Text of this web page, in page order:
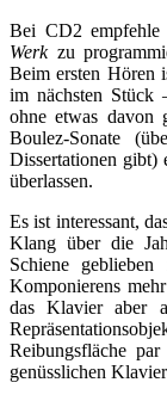
Bei CD2
Werkzu
Beim ersten Hören
im nächsten Stück
ohne etwas davon
Boulez-Sonate
Dissertationen gibt)
überlassen.
Es ist interessant,
Klang über die
Schiene
Komponierens
das Klavier aber
Reibungsfläche
genüsslichen